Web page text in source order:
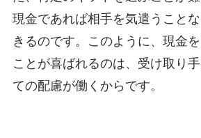
現金であれば相手を気遣うこと
きるのです。このように、現金
ことが喜ばれるのは、受け取り
ての配慮が働くからです。